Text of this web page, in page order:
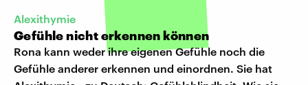
Alexithymie
Gefühle nicht erkennen können
Rona kann weder ihre eigenen Gefühle noch die
Gefühle anderer erkennen und einordnen. Sie hat